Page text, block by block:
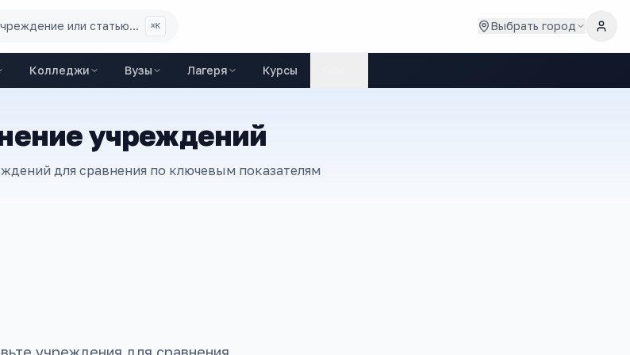
или статью... ⌘K Выбрать город
Колледжи Вузы Лагеря Курсы
учреждений
для сравнения по ключевым показателям